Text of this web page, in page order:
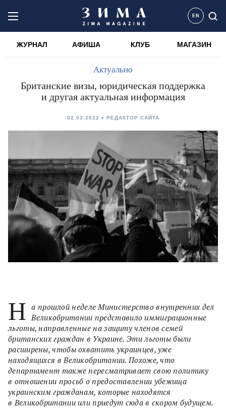
EN
ЖУРНАЛ АФИША КЛУБ МАГАЗИН
Актуально
Британские визы, юридическая поддержка
и другая актуальная информация
02.03.2022 РЕДАКТОР САЙТА
Н а прошлой неделе Министерство внутренних дел
Великобритании представило иммиграционные
льготы, направленные на защиту членов семей
британских граждан в Украине. Эти льготы были
расширены, чтобы охватить украинцев, уже
находящихся в Великобритании. Похоже, что
департамент также пересматривает свою политику
в отношении просьб о предоставлении убежища
украинским гражданам, которые находятся
в Великобритании или приедут сюда в скором будущем.